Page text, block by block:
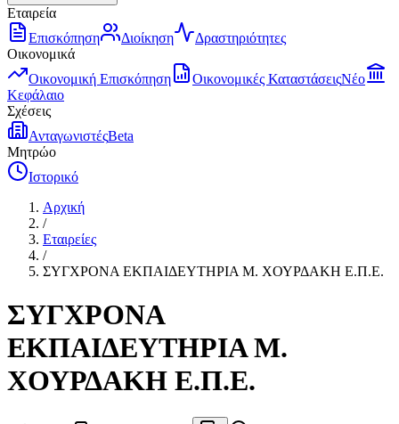
Εταιρεία
Επισκόπηση
Διοίκηση
Δραστηριότητες
Οικονομικά
Οικονομική Επισκόπηση
Οικονομικές ΚαταστάσειςΝέο
Κεφάλαιο
Σχέσεις
ΑνταγωνιστέςBeta
Μητρώο
Ιστορικό
Αρχική
/
Εταιρείες
/
ΣΥΓΧΡΟΝΑ ΕΚΠΑΙΔΕΥΤΗΡΙΑ Μ. ΧΟΥΡΔΑΚΗ Ε.Π.Ε.
ΣΥΓΧΡΟΝΑ
ΕΚΠΑΙΔΕΥΤΗΡΙΑ Μ.
ΧΟΥΡΔΑΚΗ Ε.Π.Ε.